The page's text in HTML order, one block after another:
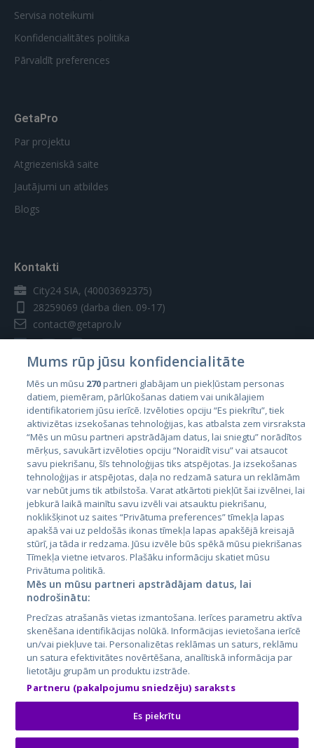
Servisa noteikumi
Konfidencialitātes politika
Pārvaldīt preferences
GetaPro
Par projektu
Atgriezeniskā saite
Jautājumi un atbildes
Blogs
Kontakti
City24 SIA, (40003692375)
28259069 (darba dien. 09-17)
contact@getapro.lv
Valstis
Igaunija
Latvija
Lietuva
City24.lv
City24.ee
GetaPro.lv
GetaPro.ee
Skelbiu.lt
Autoplius.lt
Aruodas.lt
Kainos.lt
Paslaugos.lt
auto24.ee
KV.ee
Osta.ee
KuldneBörs.ee
Mums rūp jūsu konfidencialitāte
Mēs un mūsu 270partneri glabājam un piekļūstam personas
datiem, piemēram, pārlūkošanas datiem vai unikālajiem
identifikatoriem jūsu ierīcē. Izvēloties opciju “Es piekrītu”, tiek
aktivizētas izsekošanas tehnoloģijas, kas atbalsta zem virsraksta
“Mēs un mūsu partneri apstrādājam datus, lai sniegtu” norādītos
mērķus, savukārt izvēloties opciju “Noraidīt visu” vai atsaucot
savu piekrišanu, šīs tehnoloģijas tiks atspējotas. Ja izsekošanas
tehnoloģijas ir atspējotas, daļa no redzamā satura un reklāmām
var nebūt jums tik atbilstoša. Varat atkārtoti piekļūt šai izvēlnei, lai
jebkurā laikā mainītu savu izvēli vai atsauktu piekrišanu,
noklikšķinot uz saites “Privātuma preferences” tīmekļa lapas
apakšā vai uz peldošās ikonas tīmekļa lapas apakšējā kreisajā
stūrī, ja tāda ir redzama. Jūsu izvēle būs spēkā mūsu piekrišanas
Tīmekļa vietne ietvaros. Plašāku informāciju skatiet mūsu
Privātuma politikā.
Mēs un mūsu partneri apstrādājam datus, lai
nodrošinātu:
Precīzas atrašanās vietas izmantošana. Ierīces parametru aktīva
skenēšana identifikācijas nolūkā. Informācijas ievietošana ierīcē
un/vai piekļuve tai. Personalizētas reklāmas un saturs, reklāmu
un satura efektivitātes novērtēšana, analītiskā informācija par
lietotāju grupām un produktu izstrāde.
Partneru (pakalpojumu sniedzēju) saraksts
Es piekrītu